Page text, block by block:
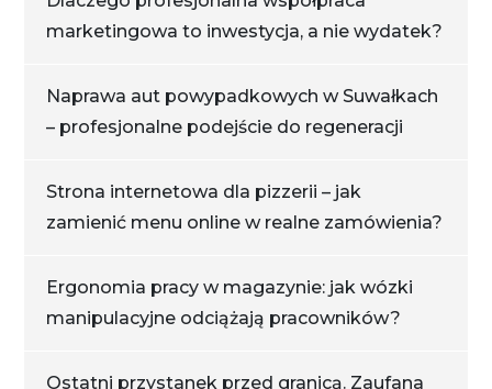
marketingowa to inwestycja, a nie wydatek?
Naprawa aut powypadkowych w Suwałkach
– profesjonalne podejście do regeneracji
Strona internetowa dla pizzerii – jak
zamienić menu online w realne zamówienia?
Ergonomia pracy w magazynie: jak wózki
manipulacyjne odciążają pracowników?
Ostatni przystanek przed granicą. Zaufana